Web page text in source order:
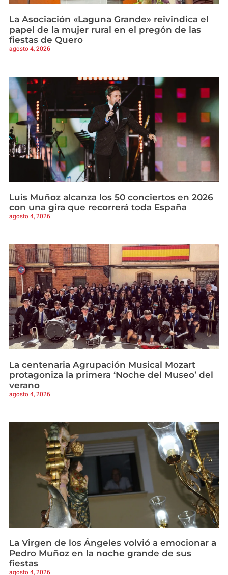
La Asociación «Laguna Grande» reivindica el
papel de la mujer rural en el pregón de las
fiestas de Quero
agosto 4, 2026
Luis Muñoz alcanza los 50 conciertos en 2026
con una gira que recorrerá toda España
agosto 4, 2026
La centenaria Agrupación Musical Mozart
protagoniza la primera ‘Noche del Museo’ del
verano
agosto 4, 2026
La Virgen de los Ángeles volvió a emocionar a
Pedro Muñoz en la noche grande de sus
fiestas
agosto 4, 2026